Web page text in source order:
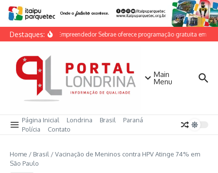
Ir para o conteúdo
Destaques:Feira do Empreendedor Sebrae oferece programação gratuita em
Main
Menu
Página Inicial Londrina Brasil
Paraná
Polícia
Contato
Home / Brasil /Vacinação de Meninos contra HPV Atinge 74% em
São Paulo